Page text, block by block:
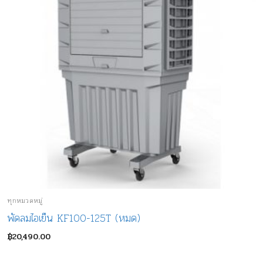
ทุกหมวดหมู่
พัดลมไอเย็น KF100-125T (หมด)
฿20,490.00